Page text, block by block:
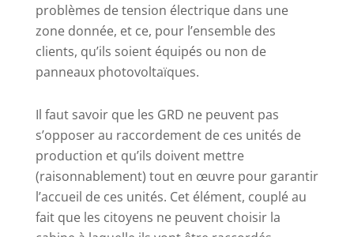
problèmes de tension électrique dans une
zone donnée, et ce, pour l’ensemble des
clients, qu’ils soient équipés ou non de
panneaux photovoltaïques.
Il faut savoir que les GRD ne peuvent pas
s’opposer au raccordement de ces unités de
production et qu’ils doivent mettre
(raisonnablement) tout en œuvre pour garantir
l’accueil de ces unités. Cet élément, couplé au
fait que les citoyens ne peuvent choisir la